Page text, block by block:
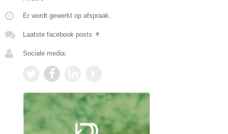
Er wordt gewerkt op afspraak.
Laatste facebook posts ▼
Sociale media: